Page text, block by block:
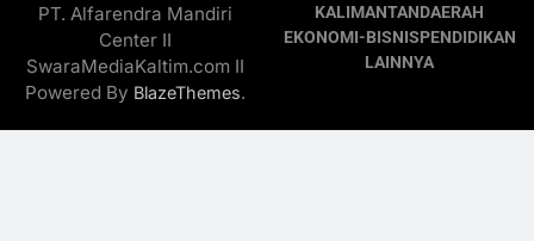
PT. Alfarendra Mandiri
Center II
SwaraMediaKaltim.com II
Powered By BlazeThemes.
KALIMANTANDAERAH
EKONOMI-BISNISPENDIDIKAN
LAINNYA